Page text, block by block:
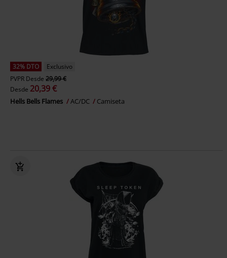
32% DTO
Exclusivo
PVPR Desde 29,99 €
Desde 20,39 €
Hells Bells Flames AC/DC Camiseta